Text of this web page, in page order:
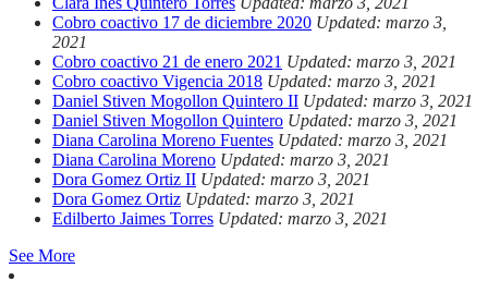
Cobro coactivo 17 de diciembre 2020 Updated: marzo 3,
2021
Cobro coactivo 21 de enero 2021 Updated: marzo 3, 2021
Cobro coactivo Vigencia 2018 Updated: marzo 3, 2021
Daniel Stiven Mogollon Quintero II Updated: marzo 3, 2021
Daniel Stiven Mogollon Quintero Updated: marzo 3, 2021
Diana Carolina Moreno Fuentes Updated: marzo 3, 2021
Diana Carolina Moreno Updated: marzo 3, 2021
Dora Gomez Ortiz II Updated: marzo 3, 2021
Dora Gomez Ortiz Updated: marzo 3, 2021
Edilberto Jaimes Torres Updated: marzo 3, 2021
See More